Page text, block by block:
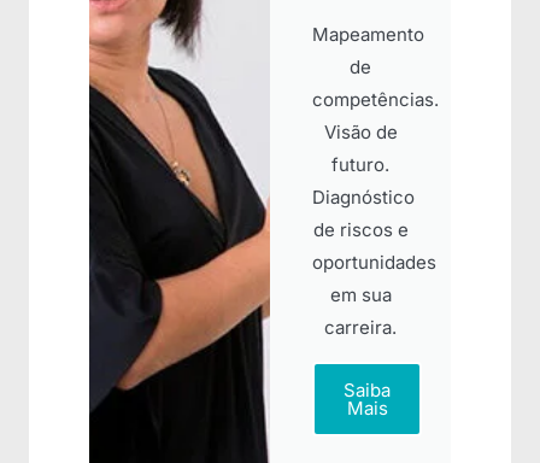
Mapeamento
de
competências.
Visão de
futuro.
Diagnóstico
de riscos e
oportunidades
em sua
carreira.
Saiba
Mais